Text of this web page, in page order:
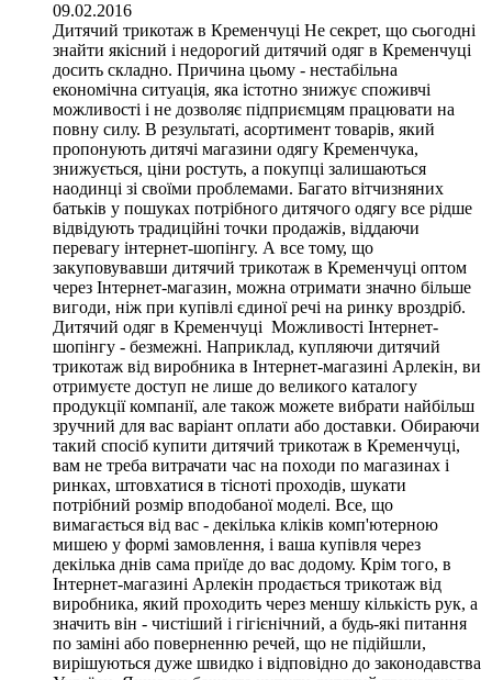
09.02.2016
Дитячий трикотаж в Кременчуці Не секрет, що сьогодні
знайти якісний і недорогий дитячий одяг в Кременчуці
досить складно. Причина цьому - нестабільна
економічна ситуація, яка істотно знижує споживчі
можливості і не дозволяє підприємцям працювати на
повну силу. В результаті, асортимент товарів, який
пропонують дитячі магазини одягу Кременчука,
знижується, ціни ростуть, а покупці залишаються
наодинці зі своїми проблемами. Багато вітчизняних
батьків у пошуках потрібного дитячого одягу все рідше
відвідують традиційні точки продажів, віддаючи
перевагу інтернет-шопінгу. А все тому, що
закуповувавши дитячий трикотаж в Кременчуці оптом
через Інтернет-магазин, можна отримати значно більше
вигоди, ніж при купівлі єдиної речі на ринку вроздріб.
Дитячий одяг в Кременчуці Можливості Інтернет-
шопінгу - безмежні. Наприклад, купляючи дитячий
трикотаж від виробника в Інтернет-магазині Арлекін, ви
отримуєте доступ не лише до великого каталогу
продукції компанії, але також можете вибрати найбільш
зручний для вас варіант оплати або доставки. Обираючи
такий спосіб купити дитячий трикотаж в Кременчуці,
вам не треба витрачати час на походи по магазинах і
ринках, штовхатися в тісноті проходів, шукати
потрібний розмір вподобаної моделі. Все, що
вимагається від вас - декілька кліків комп'ютерною
мишею у формі замовлення, і ваша купівля через
декілька днів сама приїде до вас додому. Крім того, в
Інтернет-магазині Арлекін продається трикотаж від
виробника, який проходить через меншу кількість рук, а
значить він - чистіший і гігієнічний, а будь-які питання
по заміні або поверненню речей, що не підійшли,
вирішуються дуже швидко і відповідно до законодавства